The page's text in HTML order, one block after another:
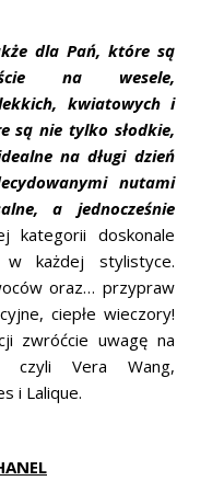
dla Pań, które są
na wesele,
kwiatowych i
są nie tylko słodkie,
na długi dzień
nutami
a jednocześnie
kategorii doskonale
każdej stylistyce.
oraz… przypraw
ciepłe wieczory!
zwróćcie uwagę na
czyli Vera Wang,
i Lalique.